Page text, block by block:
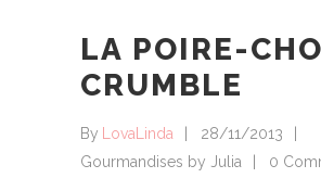
LA POIRE-
CRUMBLE
By LovaLinda
28/11/2013
Gourmandises by Julia
0